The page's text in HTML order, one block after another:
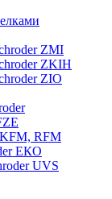
ZМI
ZKIH
ZIO
RFM
ЕКО
UVS